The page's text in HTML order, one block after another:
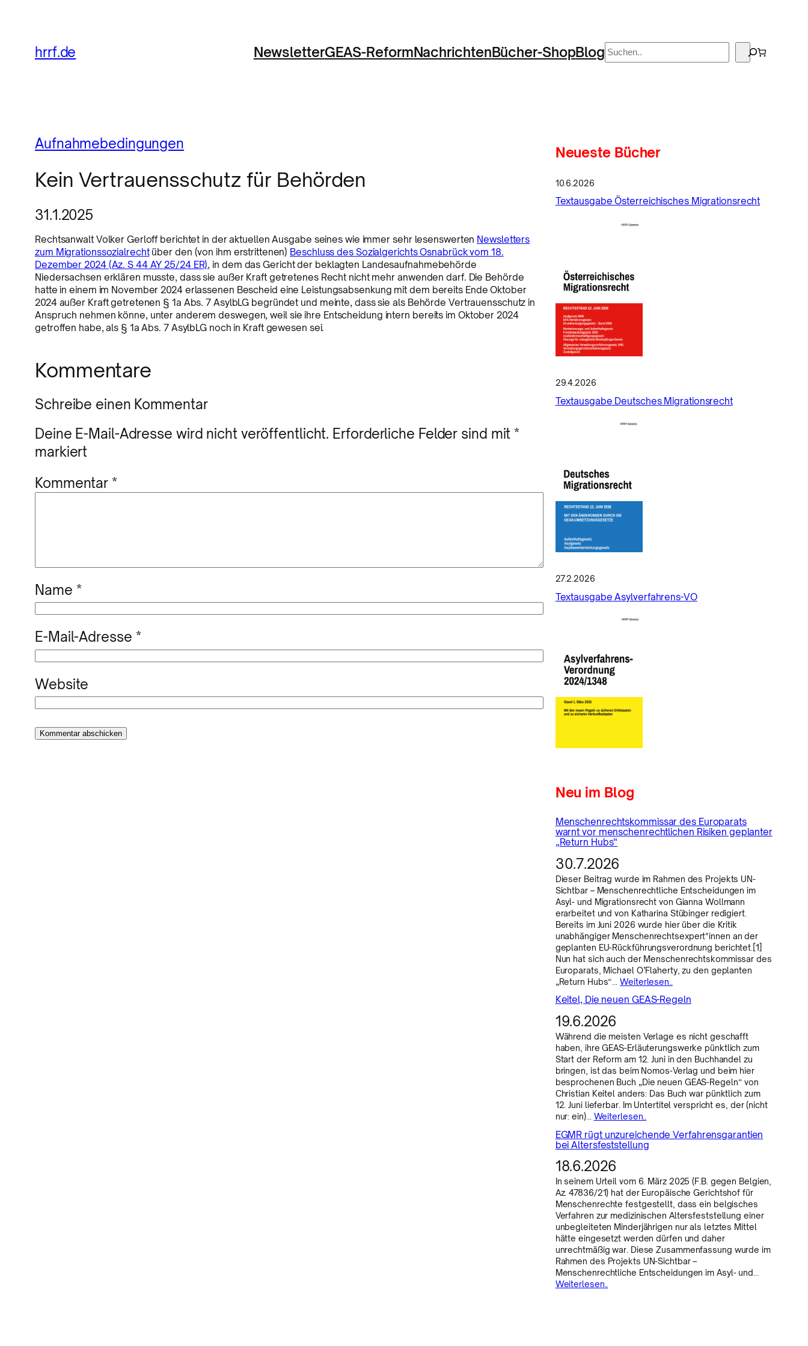
hrrf.de NewsletterGEAS-ReformNachrichtenBücher-ShopBlog Suchen
Aufnahmebedingungen
Kein Vertrauensschutz für Behörden
31.1.2025
Rechtsanwalt Volker Gerloff berichtet in der aktuellen Ausgabe seines wie immer sehr lesenswerten Newsletters
zum Migrationssozialrechtüber den (von ihm erstrittenen) Beschluss des Sozialgerichts Osnabrück vom 18.
Dezember 2024 (Az. S 44 AY 25/24 ER), in dem das Gericht der beklagten Landesaufnahmebehörde
Niedersachsen erklären musste, dass sie außer Kraft getretenes Recht nicht mehr anwenden darf. Die Behörde
hatte in einem im November 2024 erlassenen Bescheid eine Leistungsabsenkung mit dem bereits Ende Oktober
2024 außer Kraft getretenen § 1a Abs. 7 AsylbLG begründet und meinte, dass sie als Behörde Vertrauensschutz in
Anspruch nehmen könne, unter anderem deswegen, weil sie ihre Entscheidung intern bereits im Oktober 2024
getroffen habe, als § 1a Abs. 7 AsylbLG noch in Kraft gewesen sei.
Kommentare
Schreibe einen Kommentar
Deine E-Mail-Adresse wird nicht veröffentlicht. Erforderliche Felder sind mit *
markiert
Kommentar *
Name *
E-Mail-Adresse *
Website
Neueste Bücher
10.6.2026
Textausgabe Österreichisches Migrationsrecht
29.4.2026
Textausgabe Deutsches Migrationsrecht
27.2.2026
Textausgabe Asylverfahrens-VO
Neu im Blog
Menschenrechtskommissar des Europarats
warnt vor menschenrechtlichen Risiken geplanter
„Return Hubs“
30.7.2026
Dieser Beitrag wurde im Rahmen des Projekts UN-
Sichtbar – Menschenrechtliche Entscheidungen im
Asyl- und Migrationsrecht von Gianna Wollmann
erarbeitet und von Katharina Stübinger redigiert.
Bereits im Juni 2026 wurde hier über die Kritik
unabhängiger Menschenrechtsexpert*innen an der
geplanten EU-Rückführungsverordnung berichtet.[1]
Nun hat sich auch der Menschenrechtskommissar des
Europarats, Michael O’Flaherty, zu den geplanten
„Return Hubs“…Weiterlesen..
Keitel, Die neuen GEAS-Regeln
19.6.2026
Während die meisten Verlage es nicht geschafft
haben, ihre GEAS-Erläuterungswerke pünktlich zum
Start der Reform am 12. Juni in den Buchhandel zu
bringen, ist das beim Nomos-Verlag und beim hier
besprochenen Buch „Die neuen GEAS-Regeln“ von
Christian Keitel anders: Das Buch war pünktlich zum
12. Juni lieferbar. Im Untertitel verspricht es, der (nicht
nur: ein)… Weiterlesen..
EGMR rügt unzureichende Verfahrensgarantien
bei Altersfeststellung
18.6.2026
In seinem Urteil vom 6. März 2025 (F.B. gegen Belgien,
Az. 47836/21) hat der Europäische Gerichtshof für
Menschenrechte festgestellt, dass ein belgisches
Verfahren zur medizinischen Altersfeststellung einer
unbegleiteten Minderjährigen nur als letztes Mittel
hätte eingesetzt werden dürfen und daher
unrechtmäßig war. Diese Zusammenfassung wurde im
Rahmen des Projekts UN-Sichtbar –
Menschenrechtliche Entscheidungen im Asyl- und…
Weiterlesen..